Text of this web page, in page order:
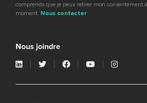
comprends que je peux retirer mon consentement
moment. Nous contacter
Nous joindre